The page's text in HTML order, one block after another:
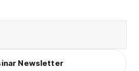
Newsletter